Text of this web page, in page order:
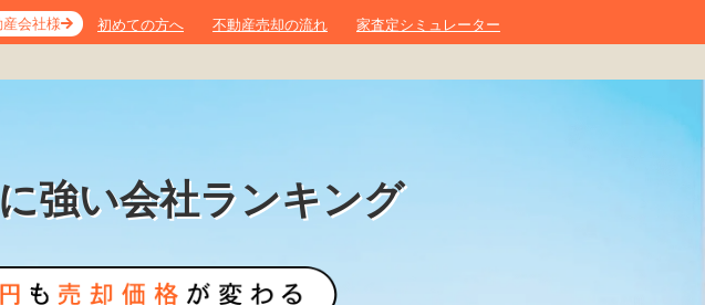
会社様 初めての方へ 不動産売却の流れ 家査定シミュレーター
強い会社ランキング